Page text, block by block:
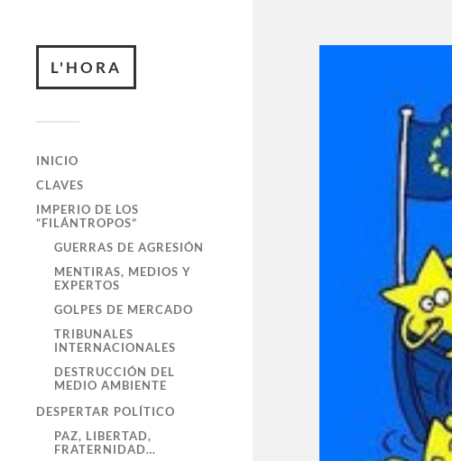
L'HORA
INICIO
CLAVES
IMPERIO DE LOS
“FILÁNTROPOS”
GUERRAS DE AGRESIÓN
MENTIRAS, MEDIOS Y
EXPERTOS
GOLPES DE MERCADO
TRIBUNALES
INTERNACIONALES
DESTRUCCIÓN DEL
MEDIO AMBIENTE
DESPERTAR POLÍTICO
PAZ, LIBERTAD,
FRATERNIDAD…